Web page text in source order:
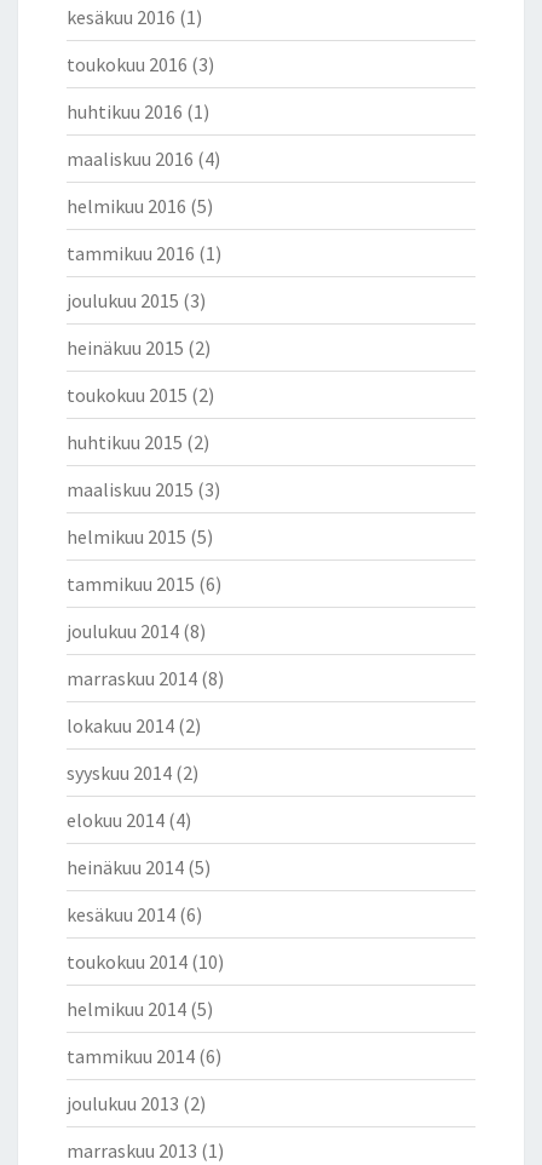
kesäkuu 2016 (1)
toukokuu 2016 (3)
huhtikuu 2016 (1)
maaliskuu 2016 (4)
helmikuu 2016 (5)
tammikuu 2016 (1)
joulukuu 2015 (3)
heinäkuu 2015 (2)
toukokuu 2015 (2)
huhtikuu 2015 (2)
maaliskuu 2015 (3)
helmikuu 2015 (5)
tammikuu 2015 (6)
joulukuu 2014 (8)
marraskuu 2014 (8)
lokakuu 2014 (2)
syyskuu 2014 (2)
elokuu 2014 (4)
heinäkuu 2014 (5)
kesäkuu 2014 (6)
toukokuu 2014 (10)
helmikuu 2014 (5)
tammikuu 2014 (6)
joulukuu 2013 (2)
marraskuu 2013 (1)